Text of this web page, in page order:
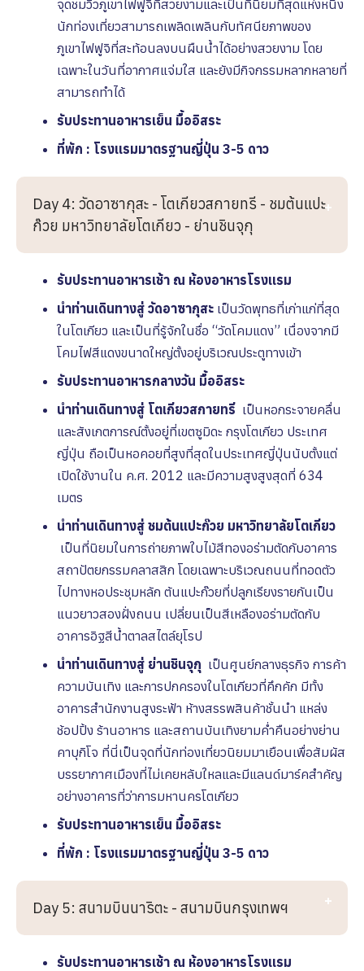
จุดชมวิวภูเขาไฟฟูจิที่สวยงามและเป็นที่นิยมที่สุดแห่งหนึ่ง
นักท่องเที่ยวสามารถเพลิดเพลินกับทัศนียภาพของ
ภูเขาไฟฟูจิที่สะท้อนลงบนผืนน้ำได้อย่างสวยงาม โดย
เฉพาะในวันที่อากาศแจ่มใส และยังมีกิจกรรมหลากหลายที่
สามารถทำได้
รับประทานอาหารเย็น มื้ออิสระ
ที่พัก : โรงเเรมมาตรฐานญี่ปุ่น 3-5 ดาว
Day 4: วัดอาซากุสะ - โตเกียวสกายทรี - ชมต้นแปะ
ก๊วย มหาวิทยาลัยโตเกียว - ย่านชินจุกุ
รับประทานอาหารเช้า ณ ห้องอาหารโรงเเรม
นำท่านเดินทางสู่ วัดอาซากุสะ เป็นวัดพุทธที่เก่าแก่ที่สุด
ในโตเกียว และเป็นที่รู้จักในชื่อ “วัดโคมแดง” เนื่องจากมี
โคมไฟสีแดงขนาดใหญ่ตั้งอยู่บริเวณประตูทางเข้า
รับประทานอาหารกลางวัน มื้ออิสระ
นำท่านเดินทางสู่ โตเกียวสกายทรี เป็นหอกระจายคลื่น
และสังเกตการณ์ตั้งอยู่ที่เขตซูมิดะ กรุงโตเกียว ประเทศ
ญี่ปุ่น ถือเป็นหอคอยที่สูงที่สุดในประเทศญี่ปุ่นนับตั้งแต่
เปิดใช้งานใน ค.ศ. 2012 และมีความสูงสูงสุดที่ 634
เมตร
นำท่านเดินทางสู่ ชมต้นแปะก๊วย มหาวิทยาลัยโตเกียว
เป็นที่นิยมในการถ่ายภาพใบไม้สีทองอร่ามตัดกับอาคาร
สถาปัตยกรรมคลาสสิก โดยเฉพาะบริเวณถนนที่ทอดตัว
ไปทางหอประชุมหลัก ต้นแปะก๊วยที่ปลูกเรียงรายกันเป็น
แนวยาวสองฝั่งถนน เปลี่ยนเป็นสีเหลืองอร่ามตัดกับ
อาคารอิฐสีน้ำตาลสไตล์ยุโรป
นำท่านเดินทางสู่ ย่านชินจุกุ เป็นศูนย์กลางธุรกิจ การค้า
ความบันเทิง และการปกครองในโตเกียวที่คึกคัก มีทั้ง
อาคารสำนักงานสูงระฟ้า ห้างสรรพสินค้าชั้นนำ แหล่ง
ช้อปปิ้ง ร้านอาหาร และสถานบันเทิงยามค่ำคืนอย่างย่าน
คาบุกิโจ ที่นี่เป็นจุดที่นักท่องเที่ยวนิยมมาเยือนเพื่อสัมผัส
บรรยากาศเมืองที่ไม่เคยหลับใหลและมีแลนด์มาร์คสำคัญ
อย่างอาคารที่ว่าการมหานครโตเกียว
รับประทานอาหารเย็น มื้ออิสระ
ที่พัก : โรงเเรมมาตรฐานญี่ปุ่น 3-5 ดาว
Day 5: สนามบินนาริตะ - สนามบินกรุงเทพฯ
รับประทานอาหารเช้า ณ ห้องอาหารโรงเเรม